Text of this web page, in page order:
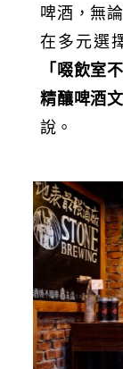
啤酒，無
在多元選
「啜飲室
精釀啤酒
說。